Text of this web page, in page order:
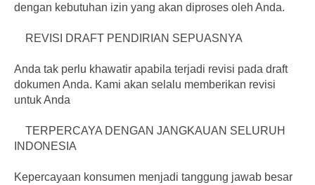
dengan kebutuhan izin yang akan diproses oleh Anda.
REVISI DRAFT PENDIRIAN SEPUASNYA
Anda tak perlu khawatir apabila terjadi revisi pada draft
dokumen Anda. Kami akan selalu memberikan revisi
untuk Anda
TERPERCAYA DENGAN JANGKAUAN SELURUH
INDONESIA
Kepercayaan konsumen menjadi tanggung jawab besar